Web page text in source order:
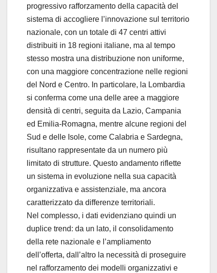
progressivo rafforzamento della capacità del
sistema di accogliere l’innovazione sul territorio
nazionale, con un totale di 47 centri attivi
distribuiti in 18 regioni italiane, ma al tempo
stesso mostra una distribuzione non uniforme,
con una maggiore concentrazione nelle regioni
del Nord e Centro. In particolare, la Lombardia
si conferma come una delle aree a maggiore
densità di centri, seguita da Lazio, Campania
ed Emilia-Romagna, mentre alcune regioni del
Sud e delle Isole, come Calabria e Sardegna,
risultano rappresentate da un numero più
limitato di strutture. Questo andamento riflette
un sistema in evoluzione nella sua capacità
organizzativa e assistenziale, ma ancora
caratterizzato da differenze territoriali.
Nel complesso, i dati evidenziano quindi un
duplice trend: da un lato, il consolidamento
della rete nazionale e l’ampliamento
dell’offerta, dall’altro la necessità di proseguire
nel rafforzamento dei modelli organizzativi e